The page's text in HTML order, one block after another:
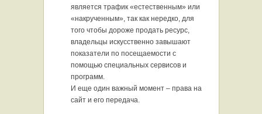
является трафик «естественным» или
«накрученным», так как нередко, для
того чтобы дороже продать ресурс,
владельцы искусственно завышают
показатели по посещаемости с
помощью специальных сервисов и
программ.
И еще один важный момент – права на
сайт и его передача.